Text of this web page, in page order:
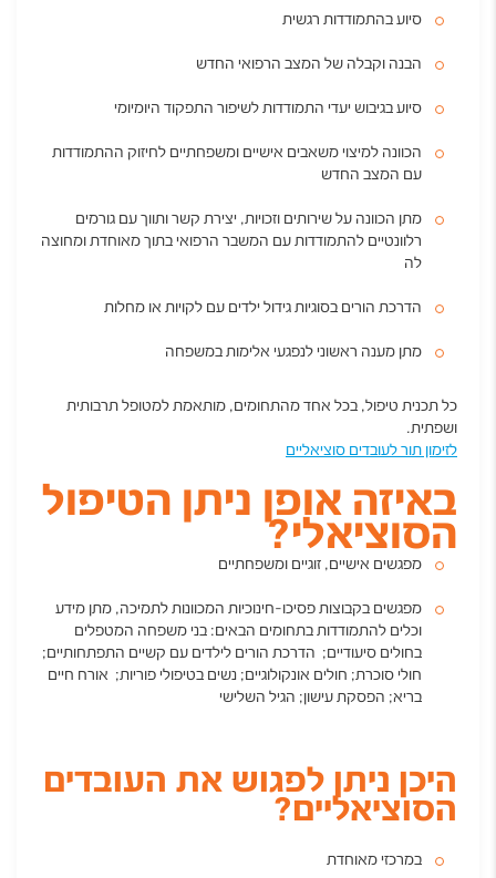
סיוע בהתמודדות רגשית
הבנה וקבלה של המצב הרפואי החדש
סיוע בגיבוש יעדי התמודדות לשיפור התפקוד היומיומי
הכוונה למיצוי משאבים אישיים ומשפחתיים לחיזוק ההתמודדות
עם המצב החדש
מתן הכוונה על שירותים וזכויות, יצירת קשר ותווך עם גורמים
רלוונטיים להתמודדות עם המשבר הרפואי בתוך מאוחדת ומחוצה
לה
הדרכת הורים בסוגיות גידול ילדים עם לקויות או מחלות
מתן מענה ראשוני לנפגעי אלימות במשפחה
כל תכנית טיפול, בכל אחד מהתחומים, מותאמת למטופל תרבותית
ושפתית.
לזימון תור לעובדים סוציאליים
באיזה אופן ניתן הטיפול
הסוציאלי?
מפגשים אישיים, זוגיים ומשפחתיים
מפגשים בקבוצות פסיכו-חינוכיות המכוונות לתמיכה, מתן מידע
וכלים להתמודדות בתחומים הבאים: בני משפחה המטפלים
בחולים סיעודיים; הדרכת הורים לילדים עם קשיים התפתחותיים;
חולי סוכרת; חולים אונקולוגיים; נשים בטיפולי פוריות; אורח חיים
בריא; הפסקת עישון; הגיל השלישי
היכן ניתן לפגוש את העובדים
הסוציאליים?
במרכזי מאוחדת